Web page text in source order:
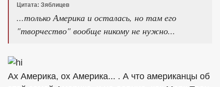
Цитата: Зяблицев
...только Америка и осталась, но там его
"творчество" вообще никому не нужно...
Ах Америка, ох Америка... . А что американцы об